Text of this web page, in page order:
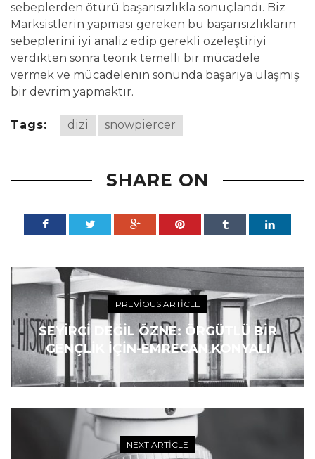
sebeplerden ötürü başarısızlıkla sonuçlandı. Biz
Marksistlerin yapması gereken bu başarısızlıkların
sebeplerini iyi analiz edip gerekli özeleştiriyi
verdikten sonra teorik temelli bir mücadele
vermek ve mücadelenin sonunda başarıya ulaşmış
bir devrim yapmaktır.
Tags: dizi snowpiercer
SHARE ON
PREVIOUS ARTICLE
SEYIRCI DEĞIL ÖZNE: ÖRGÜTLÜ BİR
GENÇLİK İÇİN-EMRECAN KONYALI
NEXT ARTICLE